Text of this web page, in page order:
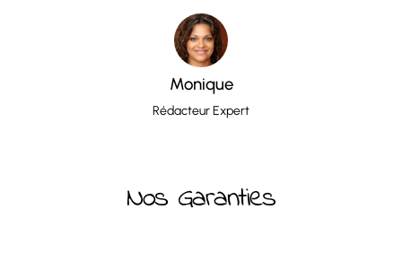
Monique
Rédacteur Expert
Nos Garanties